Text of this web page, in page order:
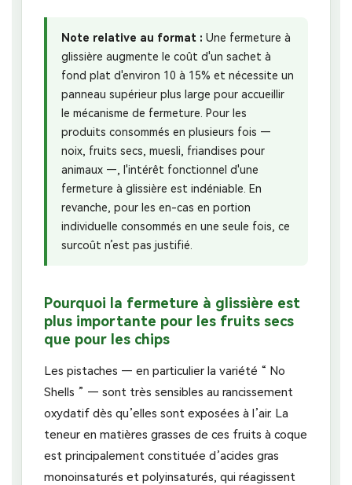
Note relative au format : Une fermeture à
glissière augmente le coût d'un sachet à
fond plat d'environ 10 à 15% et nécessite un
panneau supérieur plus large pour accueillir
le mécanisme de fermeture. Pour les
produits consommés en plusieurs fois —
noix, fruits secs, muesli, friandises pour
animaux —, l'intérêt fonctionnel d'une
fermeture à glissière est indéniable. En
revanche, pour les en-cas en portion
individuelle consommés en une seule fois, ce
surcoût n’est pas justifié.
Pourquoi la fermeture à glissière est
plus importante pour les fruits secs
que pour les chips
Les pistaches — en particulier la variété “ No
Shells ” — sont très sensibles au rancissement
oxydatif dès qu’elles sont exposées à l’air. La
teneur en matières grasses de ces fruits à coque
est principalement constituée d’acides gras
monoinsaturés et polyinsaturés, qui réagissent